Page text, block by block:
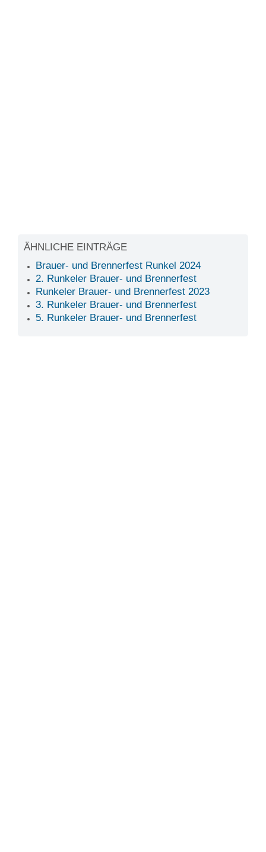
ÄHNLICHE EINTRÄGE
Brauer- und Brennerfest Runkel 2024
2. Runkeler Brauer- und Brennerfest
Runkeler Brauer- und Brennerfest 2023
3. Runkeler Brauer- und Brennerfest
5. Runkeler Brauer- und Brennerfest